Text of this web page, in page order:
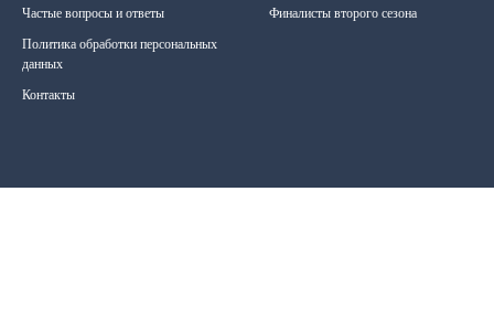
Частые вопросы и ответы
Политика обработки персональных
данных
Контакты
Финалисты второго сезона